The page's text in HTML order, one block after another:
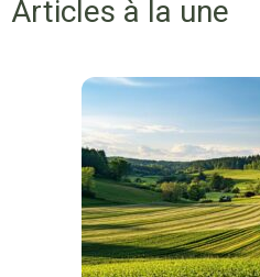
Articles à la une